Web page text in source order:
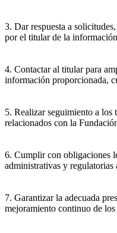
3. Dar respuesta a
por el titular de la
4. Contactar al titular para
información proporcionada,
5. Realizar seguimiento a los
relacionados con la
6. Cumplir con obligaciones
administrativas y regulatorias
7. Garantizar la adecuada
mejoramiento continuo de